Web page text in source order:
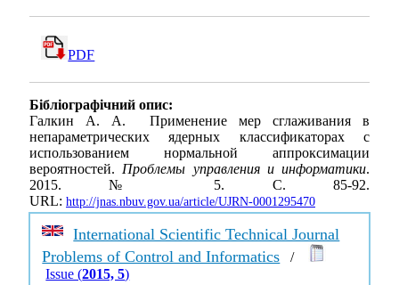
PDF
Бібліографічний опис:
Галкин А. А. Применение мер сглаживания в
непараметрических ядерных классификаторах с
использованием нормальной аппроксимации
вероятностей.Проблемы управления и информатики.
2015. № 5. С. 85-92.
URL: http://jnas.nbuv.gov.ua/article/UJRN-0001295470
International Scientific Technical Journal
Problems of Control and Informatics /
Issue (2015, 5)